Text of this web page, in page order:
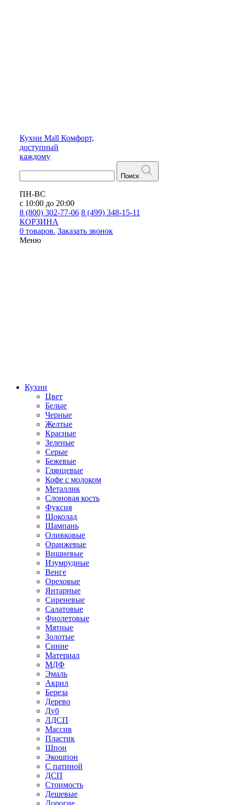
Кухни Mall Комфорт,
доступный
каждому
Поиск
ПН-ВС
с 10:00 до 20:00
8 (800) 302-77-06 8 (499) 348-15-11
КОРЗИНА
0 товаров. Заказать звонок
Меню
Кухни
Цвет
Белые
Черные
Желтые
Красные
Зеленые
Серые
Бежевые
Глянцевые
Кофе с молоком
Металлик
Слоновая кость
Фуксия
Шоколад
Шампань
Оливковые
Оранжевые
Вишневые
Изумрудные
Венге
Ореховые
Янтарные
Сиреневые
Салатовые
Фиолетовые
Мятные
Золотые
Синие
Материал
МДФ
Эмаль
Акрил
Береза
Дерево
Дуб
ЛДСП
Массив
Пластик
Шпон
Экошпон
С патиной
ДСП
Стоимость
Дешевые
Дорогие